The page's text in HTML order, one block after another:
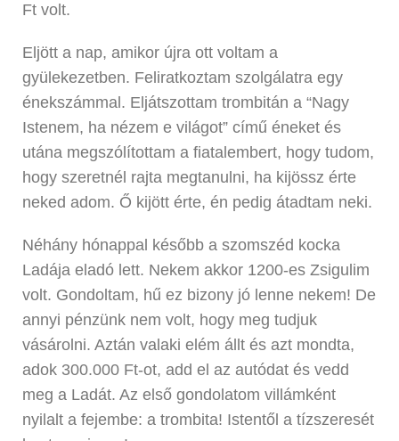
Ft volt.
Eljött a nap, amikor újra ott voltam a
gyülekezetben. Feliratkoztam szolgálatra egy
énekszámmal. Eljátszottam trombitán a “Nagy
Istenem, ha nézem e világot” című éneket és
utána megszólítottam a fiatalembert, hogy tudom,
hogy szeretnél rajta megtanulni, ha kijössz érte
neked adom. Ő kijött érte, én pedig átadtam neki.
Néhány hónappal később a szomszéd kocka
Ladája eladó lett. Nekem akkor 1200-es Zsigulim
volt. Gondoltam, hű ez bizony jó lenne nekem! De
annyi pénzünk nem volt, hogy meg tudjuk
vásárolni. Aztán valaki elém állt és azt mondta,
adok 300.000 Ft-ot, add el az autódat és vedd
meg a Ladát. Az első gondolatom villámként
nyilalt a fejembe: a trombita! Istentől a tízszeresét